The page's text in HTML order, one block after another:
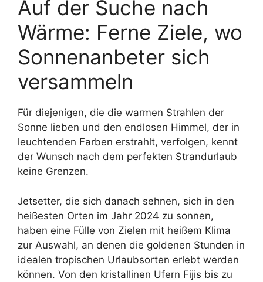
Auf der Suche nach
Wärme: Ferne Ziele, wo
Sonnenanbeter sich
versammeln
Für diejenigen, die die warmen Strahlen der
Sonne lieben und den endlosen Himmel, der in
leuchtenden Farben erstrahlt, verfolgen, kennt
der Wunsch nach dem perfekten Strandurlaub
keine Grenzen.
Jetsetter, die sich danach sehnen, sich in den
heißesten Orten im Jahr 2024 zu sonnen,
haben eine Fülle von Zielen mit heißem Klima
zur Auswahl, an denen die goldenen Stunden in
idealen tropischen Urlaubsorten erlebt werden
können. Von den kristallinen Ufern Fijis bis zu